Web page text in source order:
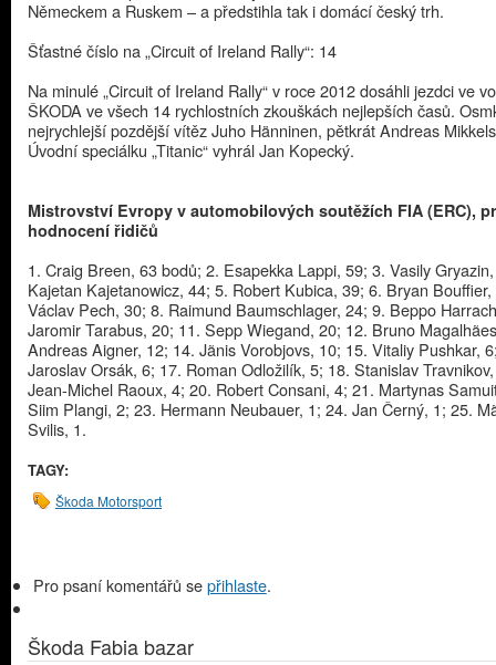
Německem a Ruskem – a předstihla tak i domácí český trh.
Šťastné číslo na „Circuit of Ireland Rally“: 14
Na minulé „Circuit of Ireland Rally“ v roce 2012 dosáhli jezdci ve
ŠKODA ve všech 14 rychlostních zkouškách nejlepších časů.
nejrychlejší pozdější vítěz Juho Hänninen, pětkrát Andreas
Úvodní speciálku „Titanic“ vyhrál Jan Kopecký.
Mistrovství Evropy v automobilových soutěžích FIA (ERC),
hodnocení řidičů​
1. Craig Breen, 63 bodů; 2. Esapekka Lappi, 59; 3. Vasily
Kajetan Kajetanowicz, 44; 5. Robert Kubica, 39; 6. Bryan
Václav Pech, 30; 8. Raimund Baumschlager, 24; 9. Beppo
Jaromir Tarabus, 20; 11. Sepp Wiegand, 20; 12. Bruno
Andreas Aigner, 12; 14. Jãnis Vorobjovs, 10; 15. Vitaliy Pushkar,
Jaroslav Orsák, 6; 17. Roman Odložilík, 5; 18. Stanislav
Jean-Michel Raoux, 4; 20. Robert Consani, 4; 21. Martynas
Siim Plangi, 2; 23. Hermann Neubauer, 1; 24. Jan Černý, 1; 25.
Svilis, 1.
TAGY:
Škoda Motorsport
Pro psaní komentářů sepřihlaste.
Škoda Fabia bazar